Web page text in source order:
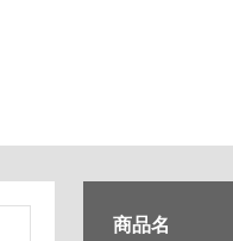
商品名